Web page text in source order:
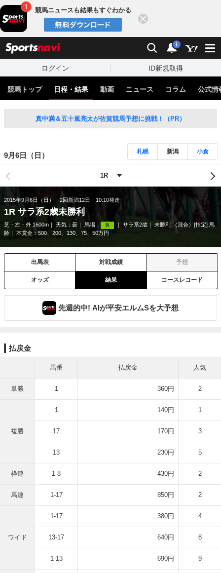
競馬ニュースも結果もすぐわかる
検索 通知
i
ログイン ID新規取得
競馬トップ 日程・結果 動画 ニュース コラム 公式情
真中満＆五十嵐亮太が佐賀競馬予想に挑戦！（PR）
9月6日（日） 札幌 新潟 小倉
2015年9月6日（日） 2回新潟12日 10:10発走
1R サラ系2歳未勝利
芝・左・外 1600m 天気： 曇 馬場： 良 サラ系2歳
未勝利 （混合）[指定] 馬
齢
本賞金：500、200、130、75、50万円
出馬表 対戦成績 予想
オッズ 結果 コースレコード
先週的中! AIが平安エルムSを大予想
払戻金
馬番 払戻金 人気
単勝 1 360円 2
複勝
1 140円 1
17 170円 3
13 230円 5
枠連 1-8 430円 2
馬連 1-17 850円 2
ワイド
1-17 380円 4
13-17 640円 8
1-13 690円 9